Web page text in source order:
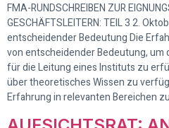
FMA-RUNDSCHREIBEN ZUR
GESCHÄFTSLEITERN: TEIL 3 2.
entscheidender Bedeutung Die
von entscheidender Bedeutung,
für die Leitung eines Instituts zu
über theoretisches Wissen zu
Erfahrung in relevanten Bereichen